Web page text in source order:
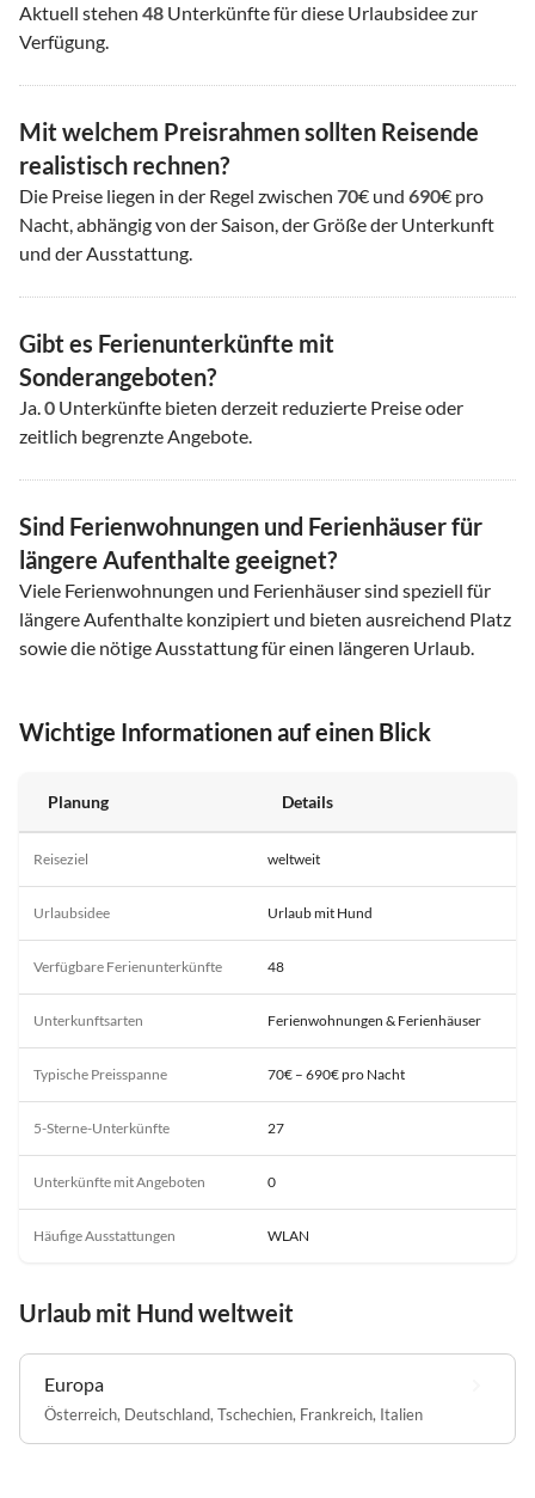
Aktuell stehen 48 Unterkünfte für diese Urlaubsidee zur
Verfügung.
Mit welchem Preisrahmen sollten Reisende
realistisch rechnen?
Die Preise liegen in der Regel zwischen 70€ und 690€ pro
Nacht, abhängig von der Saison, der Größe der Unterkunft
und der Ausstattung.
Gibt es Ferienunterkünfte mit
Sonderangeboten?
Ja.0 Unterkünfte bieten derzeit reduzierte Preise oder
zeitlich begrenzte Angebote.
Sind Ferienwohnungen und Ferienhäuser für
längere Aufenthalte geeignet?
Viele Ferienwohnungen und Ferienhäuser sind speziell für
längere Aufenthalte konzipiert und bieten ausreichend Platz
sowie die nötige Ausstattung für einen längeren Urlaub.
Wichtige Informationen auf einen Blick
Planung Details
Reiseziel weltweit
Urlaubsidee Urlaub mit Hund
Verfügbare Ferienunterkünfte 48
Unterkunftsarten Ferienwohnungen & Ferienhäuser
Typische Preisspanne 70€ – 690€ pro Nacht
5-Sterne-Unterkünfte 27
Unterkünfte mit Angeboten 0
Häufige Ausstattungen WLAN
Urlaub mit Hund weltweit
Europa
Österreich, Deutschland, Tschechien, Frankreich, Italien